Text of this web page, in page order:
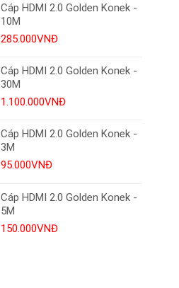
Cáp HDMI 2.0 Golden Konek -
10M
285.000VNĐ
Cáp HDMI 2.0 Golden Konek -
30M
1.100.000VNĐ
Cáp HDMI 2.0 Golden Konek -
3M
95.000VNĐ
Cáp HDMI 2.0 Golden Konek -
5M
150.000VNĐ